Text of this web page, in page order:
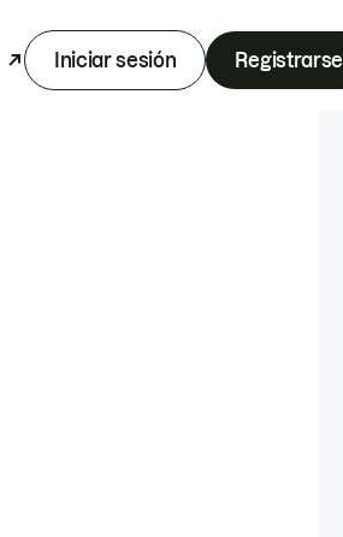
Iniciar sesión Registrarse